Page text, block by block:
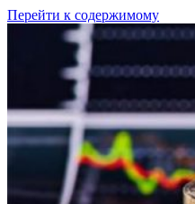
Перейти к содержимому